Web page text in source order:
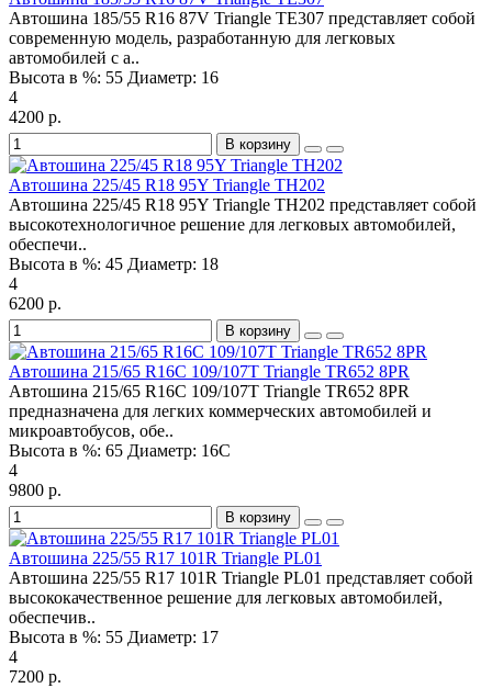
Автошина 185/55 R16 87V Triangle TE307 представляет собой
современную модель, разработанную для легковых
автомобилей с а..
Высота в %: 55 Диаметр: 16
4
4200 р.
В корзину
Автошина 225/45 R18 95Y Triangle TH202
Автошина 225/45 R18 95Y Triangle TH202 представляет собой
высокотехнологичное решение для легковых автомобилей,
обеспечи..
Высота в %: 45 Диаметр: 18
4
6200 р.
В корзину
Автошина 215/65 R16C 109/107T Triangle TR652 8PR
Автошина 215/65 R16C 109/107T Triangle TR652 8PR
предназначена для легких коммерческих автомобилей и
микроавтобусов, обе..
Высота в %: 65 Диаметр: 16C
4
9800 р.
В корзину
Автошина 225/55 R17 101R Triangle PL01
Автошина 225/55 R17 101R Triangle PL01 представляет собой
высококачественное решение для легковых автомобилей,
обеспечив..
Высота в %: 55 Диаметр: 17
4
7200 р.